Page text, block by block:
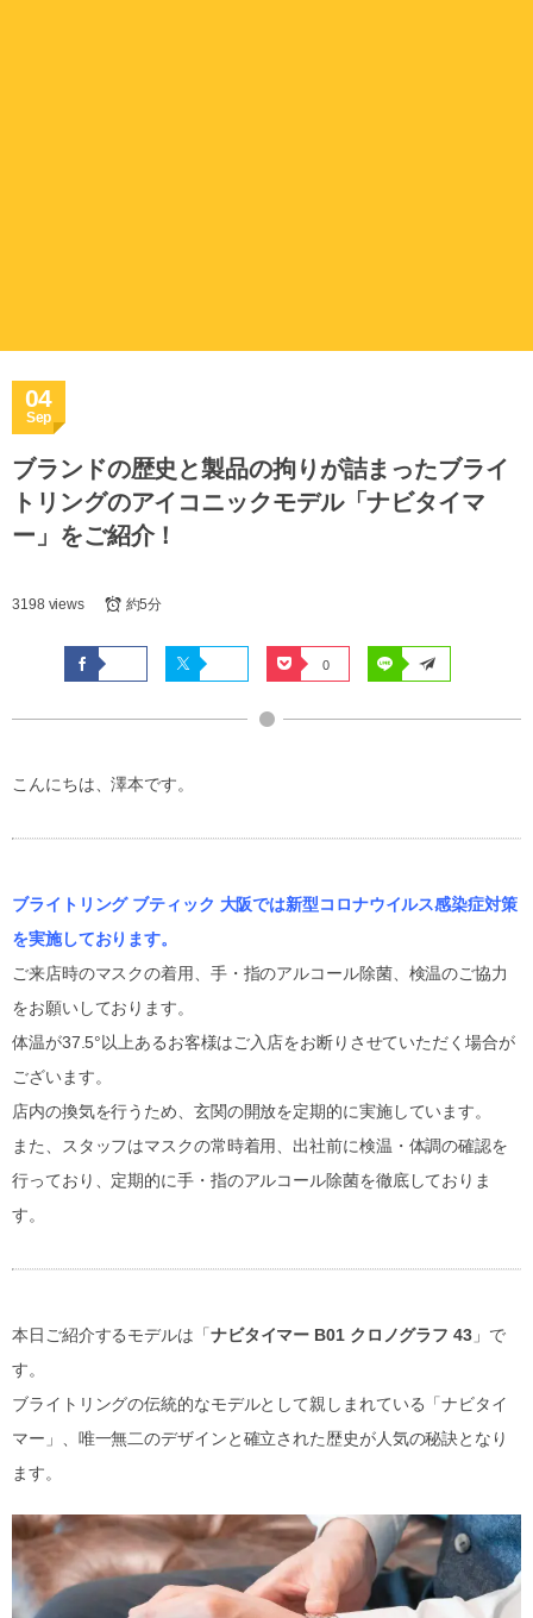
04
Sep
ブランドの歴史と製品の拘りが詰まったブライ
トリングのアイコニックモデル「ナビタイマ
ー」をご紹介！
3198 views 約5分
0
こんにちは、澤本です。
ブライトリング ブティック 大阪では新型コロナウイルス感染症対策
を実施しております。
ご来店時のマスクの着用、手・指のアルコール除菌、検温のご協力
をお願いしております。
体温が37.5°以上あるお客様はご入店をお断りさせていただく場合が
ございます。
店内の換気を行うため、玄関の開放を定期的に実施しています。
また、スタッフはマスクの常時着用、出社前に検温・体調の確認を
行っており、定期的に手・指のアルコール除菌を徹底しておりま
す。
本日ご紹介するモデルは「ナビタイマー B01 クロノグラフ 43」で
す。
ブライトリングの伝統的なモデルとして親しまれている「ナビタイ
マー」、唯一無二のデザインと確立された歴史が人気の秘訣となり
ます。